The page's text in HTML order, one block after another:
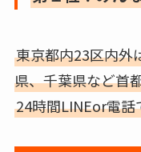
東京都内23区内外
県、千葉県など首
24時間LINEor電